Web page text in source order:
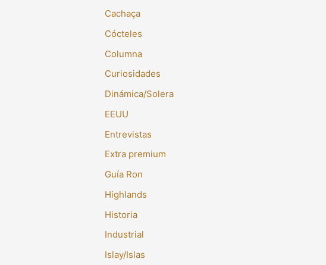
Cachaça
Cócteles
Columna
Curiosidades
Dinámica/Solera
EEUU
Entrevistas
Extra premium
Guía Ron
Highlands
Historia
Industrial
Islay/Islas